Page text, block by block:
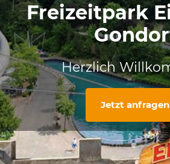
Freizeitpark
Herzlich
Jetzt anfragen